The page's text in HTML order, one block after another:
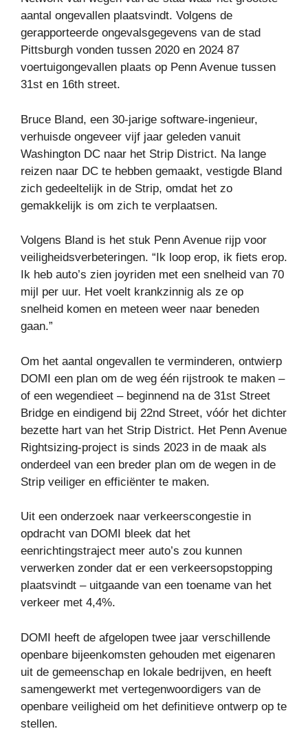
aantal ongevallen plaatsvindt. Volgens de
gerapporteerde ongevalsgegevens van de stad
Pittsburgh vonden tussen 2020 en 2024 87
voertuigongevallen plaats op Penn Avenue tussen
31st en 16th street.
Bruce Bland, een 30-jarige software-ingenieur,
verhuisde ongeveer vijf jaar geleden vanuit
Washington DC naar het Strip District. Na lange
reizen naar DC te hebben gemaakt, vestigde Bland
zich gedeeltelijk in de Strip, omdat het zo
gemakkelijk is om zich te verplaatsen.
Volgens Bland is het stuk Penn Avenue rijp voor
veiligheidsverbeteringen. “Ik loop erop, ik fiets erop.
Ik heb auto’s zien joyriden met een snelheid van 70
mijl per uur. Het voelt krankzinnig als ze op
snelheid komen en meteen weer naar beneden
gaan.”
Om het aantal ongevallen te verminderen, ontwierp
DOMI een plan om de weg één rijstrook te maken –
of een wegendieet – beginnend na de 31st Street
Bridge en eindigend bij 22nd Street, vóór het dichter
bezette hart van het Strip District. Het Penn Avenue
Rightsizing-project is sinds 2023 in de maak als
onderdeel van een breder plan om de wegen in de
Strip veiliger en efficiënter te maken.
Uit een onderzoek naar verkeerscongestie in
opdracht van DOMI bleek dat het
eenrichtingstraject meer auto’s zou kunnen
verwerken zonder dat er een verkeersopstopping
plaatsvindt – uitgaande van een toename van het
verkeer met 4,4%.
DOMI heeft de afgelopen twee jaar verschillende
openbare bijeenkomsten gehouden met eigenaren
uit de gemeenschap en lokale bedrijven, en heeft
samengewerkt met vertegenwoordigers van de
openbare veiligheid om het definitieve ontwerp op te
stellen.